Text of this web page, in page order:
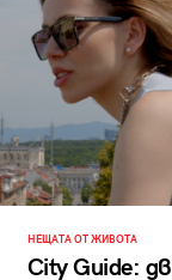
НЕЩАТА ОТ ЖИВОТА
City Guide: